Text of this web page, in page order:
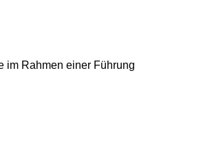
im Rahmen einer Führung